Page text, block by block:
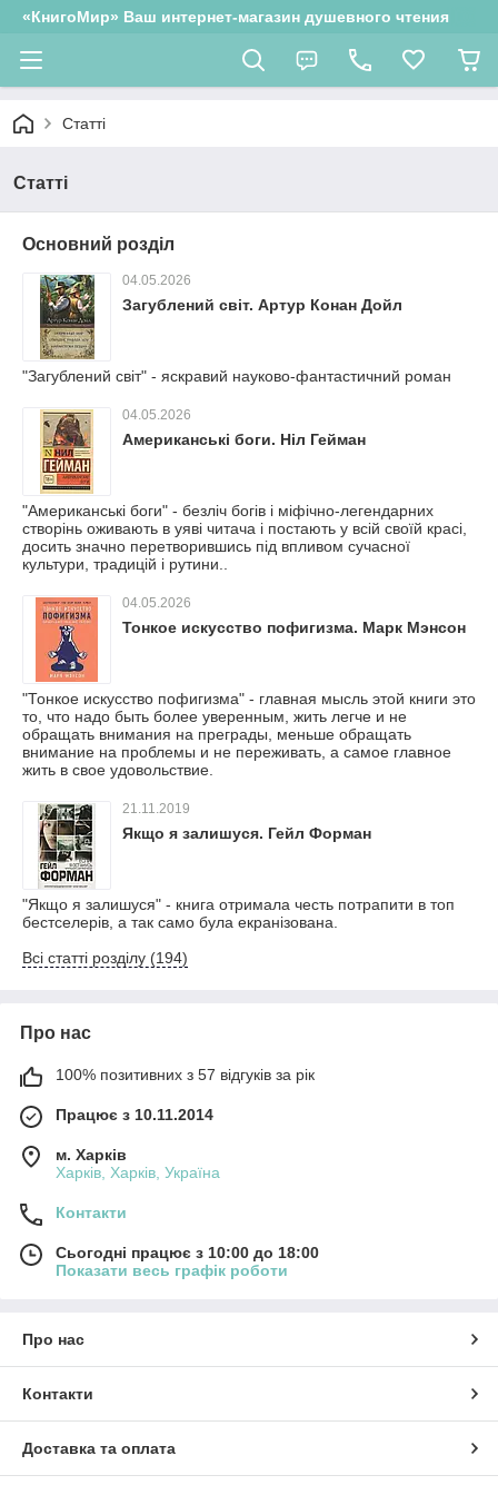
«КнигоМир» Ваш интернет-магазин душевного чтения
Статті
Статті
Основний розділ
04.05.2026
Загублений світ. Артур Конан Дойл
"Загублений світ" - яскравий науково-фантастичний роман
04.05.2026
Американські боги. Ніл Гейман
"Американські боги" - безліч богів і міфічно-легендарних
створінь оживають в уяві читача і постають у всій своїй красі,
досить значно перетворившись під впливом сучасної
культури, традицій і рутини..
04.05.2026
Тонкое искусство пофигизма. Марк Мэнсон
"Тонкое искусство пофигизма" - главная мысль этой книги это
то, что надо быть более уверенным, жить легче и не
обращать внимания на преграды, меньше обращать
внимание на проблемы и не переживать, а самое главное
жить в свое удовольствие.
21.11.2019
Якщо я залишуся. Гейл Форман
"Якщо я залишуся" - книга отримала честь потрапити в топ
бестселерів, а так само була екранізована.
Всі статті розділу (194)
Про нас
100% позитивних з 57 відгуків за рік
Працює з 10.11.2014
м. Харків
Харків, Харків, Україна
Контакти
Сьогодні працює з 10:00 до 18:00
Показати весь графік роботи
Про нас
Контакти
Доставка та оплата